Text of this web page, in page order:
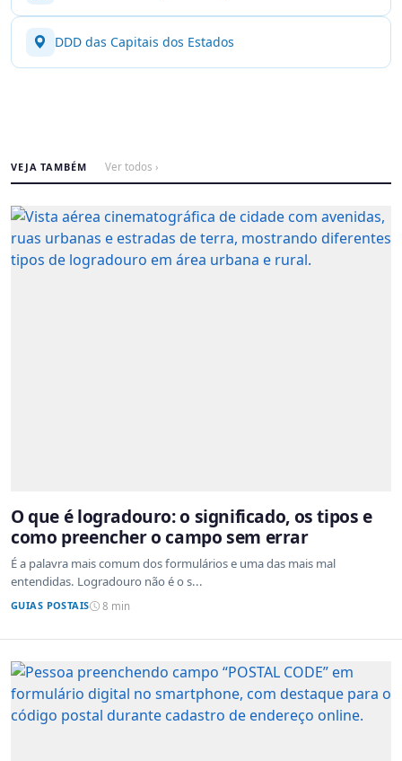
DDD das Capitais dos Estados
VEJA TAMBÉM Ver todos ›
O que é logradouro: o significado, os tipos e
como preencher o campo sem errar
É a palavra mais comum dos formulários e uma das mais mal
entendidas. Logradouro não é o s...
GUIAS POSTAIS 8 min